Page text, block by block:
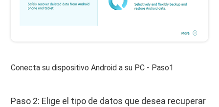
Conecta su dispositivo Android a su PC - Paso1
Paso 2: Elige el tipo de datos que desea recuperar